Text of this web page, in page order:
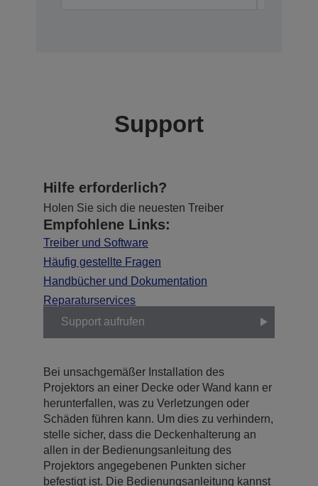
Support
Hilfe erforderlich?
Holen Sie sich die neuesten Treiber
Empfohlene Links:
Treiber und Software
Häufig gestellte Fragen
Handbücher und Dokumentation
Reparaturservices
Support aufrufen
Bei unsachgemäßer Installation des
Projektors an einer Decke oder Wand kann er
herunterfallen, was zu Verletzungen oder
Schäden führen kann. Um dies zu verhindern,
stelle sicher, dass die Deckenhalterung an
allen in der Bedienungsanleitung des
Projektors angegebenen Punkten sicher
befestigt ist. Die Bedienungsanleitung kannst